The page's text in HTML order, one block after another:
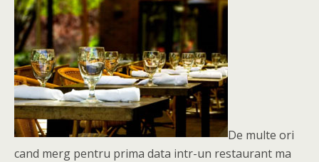
De multe ori
cand merg pentru prima data intr-un restaurant ma